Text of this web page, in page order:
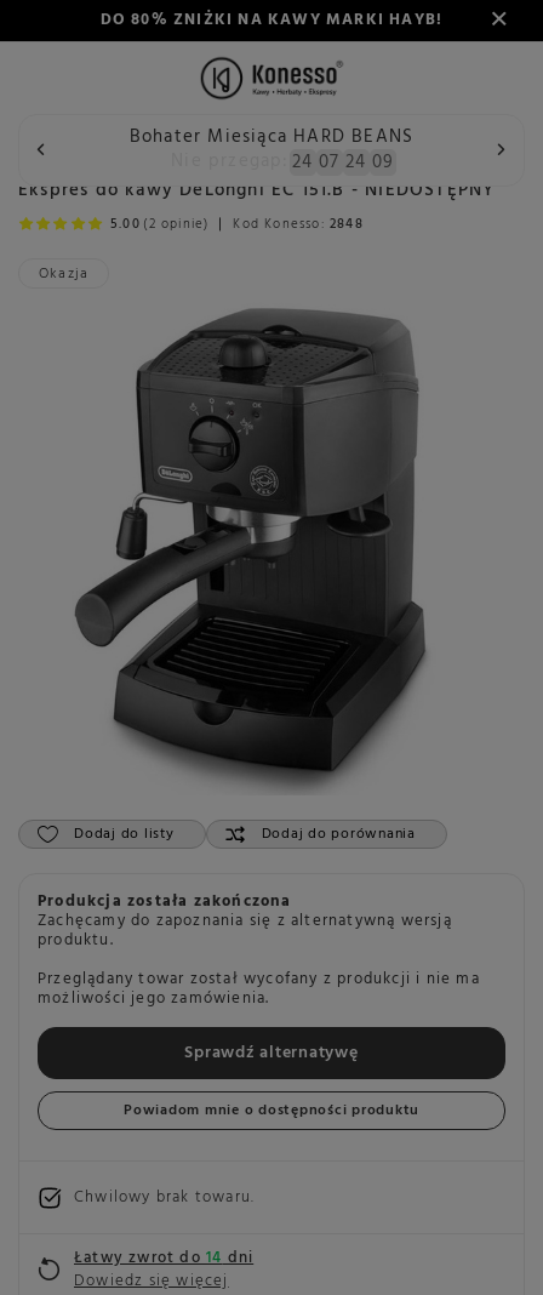
DO 80% ZNIŻKI NA KAWY MARKI HAYB!
Bohater Miesiąca HARD BEANS
24 07 24 09
Wstecz Konesso Ekspres do kawy DeLonghi EC 151.B -
Okazja
Ekspres do kawy DeLonghi EC 151.B - NIEDOSTĘPNY
5.00 (2 opinie) Kod Konesso: 2848
Dodaj do listy Dodaj do porównania
Produkcja została zakończona
Zachęcamy do zapoznania się z alternatywną wersją
produktu.
Przeglądany towar został wycofany z produkcji i nie ma
możliwości jego zamówienia.
Sprawdź alternatywę
Powiadom mnie o dostępności produktu
Chwilowy brak towaru
Łatwy zwrot do14dni
Dowiedz się więcej